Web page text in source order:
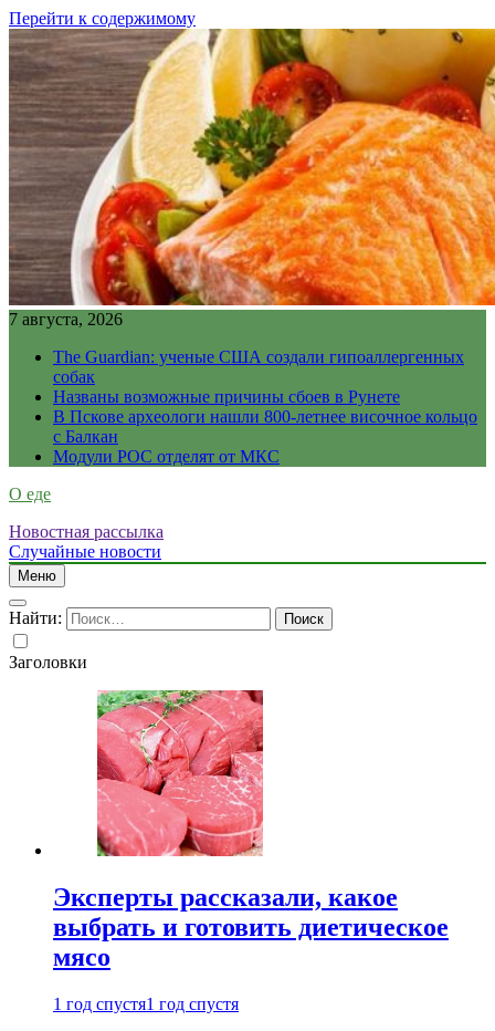
Перейти к содержимому
7 августа, 2026
The Guardian: ученые США создали гипоаллергенных
собак
Названы возможные причины сбоев в Рунете
В Пскове археологи нашли 800-летнее височное кольцо
с Балкан
Модули РОС отделят от МКС
О еде
Новостная рассылка
Случайные новости
Меню
Найти:
Заголовки
Эксперты рассказали, какое
выбрать и готовить диетическое
мясо
1 год спустя1 год спустя